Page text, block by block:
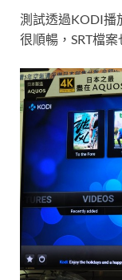
測試透過KODI播
很順暢，SRT檔案